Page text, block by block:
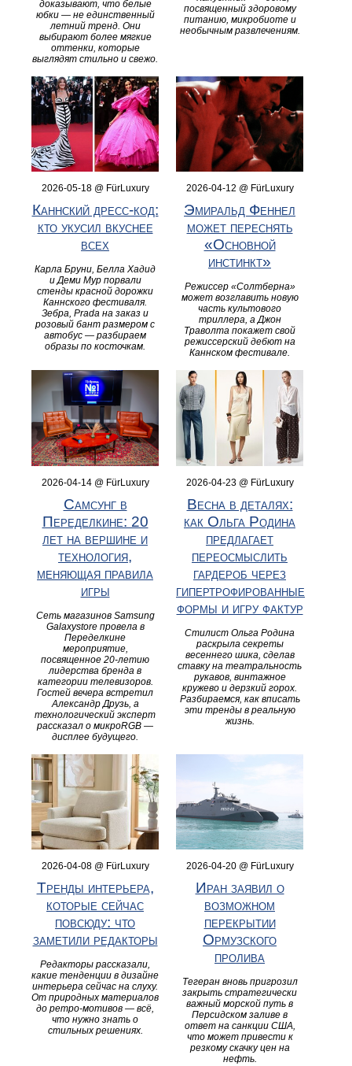
доказывают, что белые
юбки — не единственный
летний тренд. Они
выбирают более мягкие
оттенки, которые
выглядят стильно и свежо.
посвященный здоровому
питанию, микробиоте и
необычным развлечениям.
2026-05-18 @ FürLuxury
Каннский дресс-код:
кто укусил вкуснее
всех
Карла Бруни, Белла Хадид
и Деми Мур порвали
стенды красной дорожки
Каннского фестиваля.
Зебра, Prada на заказ и
розовый бант размером с
автобус — разбираем
образы по косточкам.
2026-04-12 @ FürLuxury
Эмиральд Феннел
может переснять
«Основной
инстинкт»
Режиссер «Солтберна»
может возглавить новую
часть культового
триллера, а Джон
Траволта покажет свой
режиссерский дебют на
Каннском фестивале.
2026-04-14 @ FürLuxury
Самсунг в
Переделкине: 20
лет на вершине и
технология,
меняющая правила
игры
Сеть магазинов Samsung
Galaxystore провела в
Переделкине
мероприятие,
посвященное 20-летию
лидерства бренда в
категории телевизоров.
Гостей вечера встретил
Александр Друзь, а
технологический эксперт
рассказал о микроRGB —
дисплее будущего.
2026-04-23 @ FürLuxury
Весна в деталях:
как Ольга Родина
предлагает
переосмыслить
гардероб через
гипертрофированные
формы и игру фактур
Стилист Ольга Родина
раскрыла секреты
весеннего шика, сделав
ставку на театральность
рукавов, винтажное
кружево и дерзкий горох.
Разбираемся, как вписать
эти тренды в реальную
жизнь.
2026-04-08 @ FürLuxury
Тренды интерьера,
которые сейчас
повсюду: что
заметили редакторы
Редакторы рассказали,
какие тенденции в дизайне
интерьера сейчас на слуху.
От природных материалов
до ретро-мотивов — всё,
что нужно знать о
стильных решениях.
2026-04-20 @ FürLuxury
Иран заявил о
возможном
перекрытии
Ормузского
пролива
Тегеран вновь пригрозил
закрыть стратегически
важный морской путь в
Персидском заливе в
ответ на санкции США,
что может привести к
резкому скачку цен на
нефть.